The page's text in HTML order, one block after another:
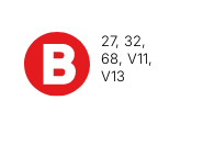
27, 32,
68, V11,
V13